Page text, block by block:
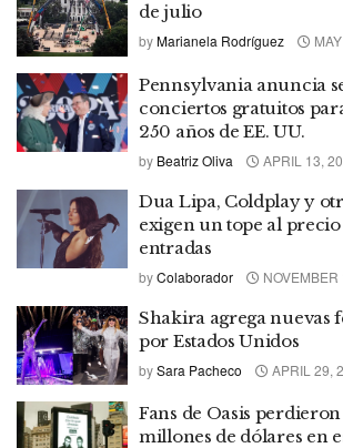
de julio
byMarianela Rodríguez
Pennsylvania anuncia
conciertos gratuitos
250 años de EE. UU.
by Beatriz Oliva APRIL 13,
Dua Lipa, Coldplay y
exigen un tope al
entradas
byColaborador
Shakira agrega nuevas
por Estados Unidos
bySara Pacheco APRIL 29,
Fans de Oasis
millones de dólares en